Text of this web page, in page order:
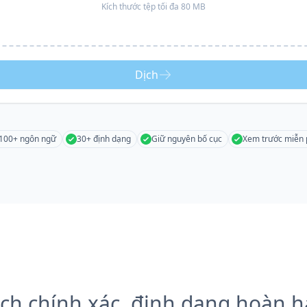
Kích thước tệp tối đa 80 MB
Dịch
ngôn ngữ 30+ định dạng Giữ nguyên bố cục Xem trước miễn